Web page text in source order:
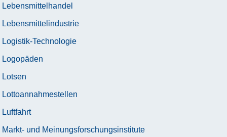
Lebensmittelhandel
Lebensmittelindustrie
Logistik-Technologie
Logopäden
Lotsen
Lottoannahmestellen
Luftfahrt
Markt- und Meinungsforschungsinstitute